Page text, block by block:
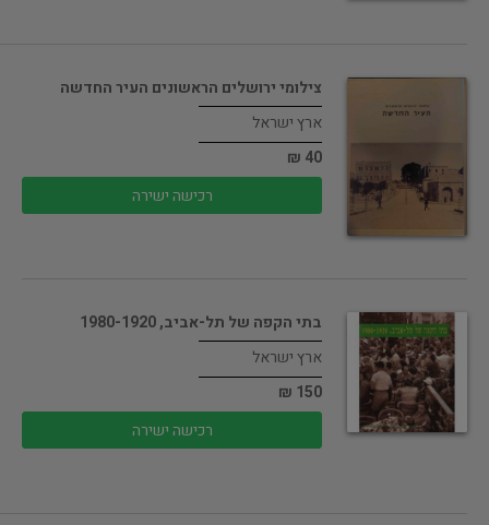
צילומי ירושלים הראשונים העיר החדשה
ארץ ישראל
40 ₪
רכישה ישירה
בתי הקפה של תל-אביב, 1980-1920
ארץ ישראל
150 ₪
רכישה ישירה